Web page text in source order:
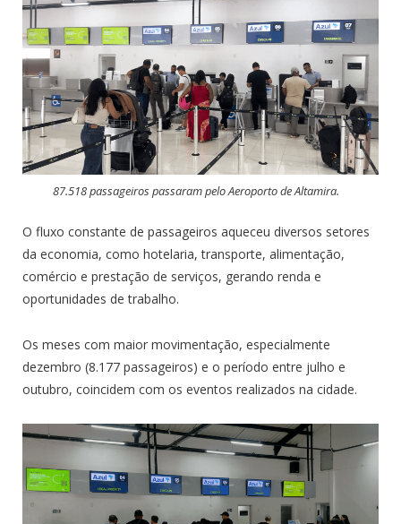
87.518 passageiros passaram pelo Aeroporto de Altamira.
O fluxo constante de passageiros aqueceu diversos setores
da economia, como hotelaria, transporte, alimentação,
comércio e prestação de serviços, gerando renda e
oportunidades de trabalho.
Os meses com maior movimentação, especialmente
dezembro (8.177 passageiros) e o período entre julho e
outubro, coincidem com os eventos realizados na cidade.